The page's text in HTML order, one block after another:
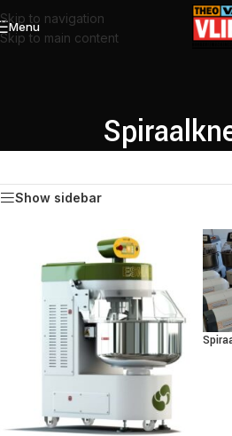
Skip to navigation
Skip to main content
Menu
Show sidebar